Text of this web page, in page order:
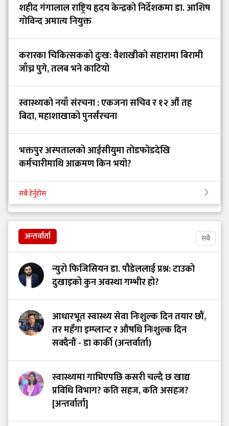
शहीद गंगालाल राष्ट्रिय हृदय केन्द्रको निर्देशकमा डा. आशिष
गोविन्द अमात्य नियुक्त
करारका चिकित्सकको दुःख: वैशाखीको सहारामा बिरामी
जाँच्न पुगे, तलब भने काटियो
स्वास्थ्यको नयाँ संरचना : एकजना सचिव र १२ औं तह
बिदा, महाशाखाको पुनर्संरचना
भक्तपुर अस्पतालको आईसीयुमा तोडफोडदेखि
कर्मचारीमाथि आक्रमण किन भयो?
सबै हेर्नुहोस
अन्तर्वार्ता सबै
न्युरो फिजिसियन डा. पौडेललाई प्रश्न: टाउको
दुखाइको कुन अवस्था गम्भीर हो?
आधारभूत स्वास्थ्य सेवा निःशुल्क दिन तयार छौं,
तर महँगा इम्प्लान्ट र औषधि निःशुल्क दिन
सक्दैनौं - डा कार्की (अन्तर्वार्ता)
स्वास्थ्यमा गाभिएपछि कसरी चल्दै छ खाद्य
प्रविधि विभाग? कति सहज, कति असहज?
[अन्तर्वार्ता]